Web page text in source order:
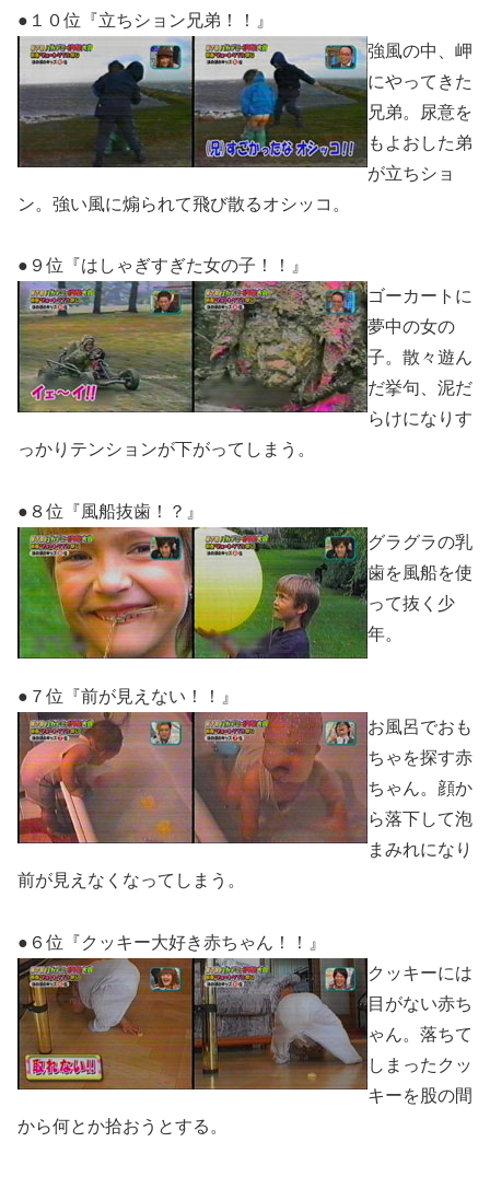
●１０位『立ちション兄弟！！』
強風の中、岬
にやってきた
兄弟。尿意を
もよおした弟
が立ちショ
ン。強い風に煽られて飛び散るオシッコ。
●９位『はしゃぎすぎた女の子！！』
ゴーカートに
夢中の女の
子。散々遊ん
だ挙句、泥だ
らけになりす
っかりテンションが下がってしまう。
●８位『風船抜歯！？』
グラグラの乳
歯を風船を使
って抜く少
年。
●７位『前が見えない！！』
お風呂でおも
ちゃを探す赤
ちゃん。顔か
ら落下して泡
まみれになり
前が見えなくなってしまう。
●６位『クッキー大好き赤ちゃん！！』
クッキーには
目がない赤ち
ゃん。落ちて
しまったクッ
キーを股の間
から何とか拾おうとする。